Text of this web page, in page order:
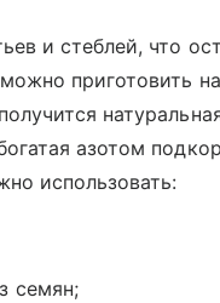
и стеблей, что
приготовить
азотом
использовать:
семян;